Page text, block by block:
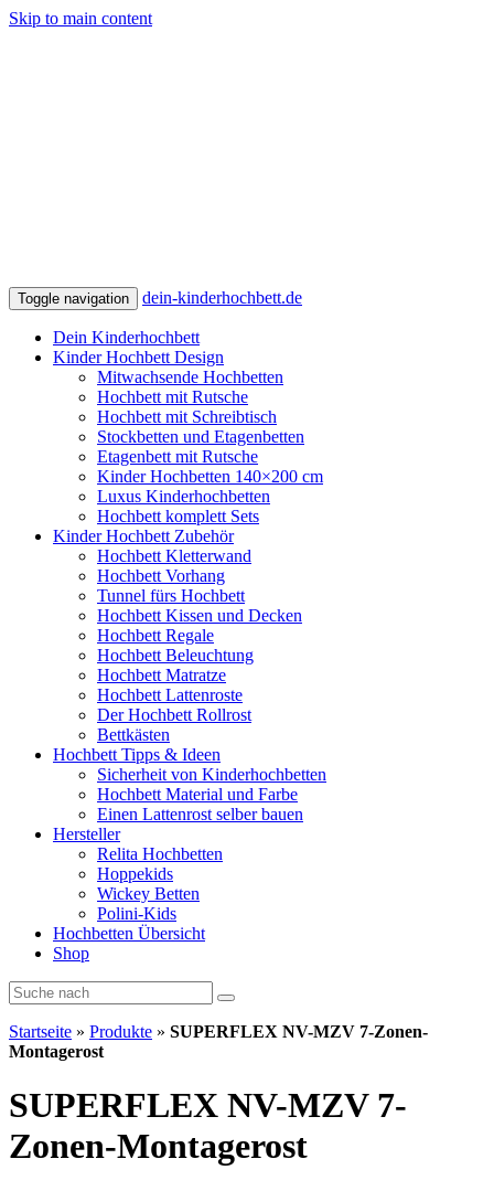
Skip to main content
Toggle navigation dein-kinderhochbett.de
Dein Kinderhochbett
Kinder Hochbett Design
Mitwachsende Hochbetten
Hochbett mit Rutsche
Hochbett mit Schreibtisch
Stockbetten und Etagenbetten
Etagenbett mit Rutsche
Kinder Hochbetten 140×200 cm
Luxus Kinderhochbetten
Hochbett komplett Sets
Kinder Hochbett Zubehör
Hochbett Kletterwand
Hochbett Vorhang
Tunnel fürs Hochbett
Hochbett Kissen und Decken
Hochbett Regale
Hochbett Beleuchtung
Hochbett Matratze
Hochbett Lattenroste
Der Hochbett Rollrost
Bettkästen
Hochbett Tipps & Ideen
Sicherheit von Kinderhochbetten
Hochbett Material und Farbe
Einen Lattenrost selber bauen
Hersteller
Relita Hochbetten
Hoppekids
Wickey Betten
Polini-Kids
Hochbetten Übersicht
Shop
Startseite » Produkte » SUPERFLEX NV-MZV 7-Zonen-
Montagerost
SUPERFLEX NV-MZV 7-
Zonen-Montagerost